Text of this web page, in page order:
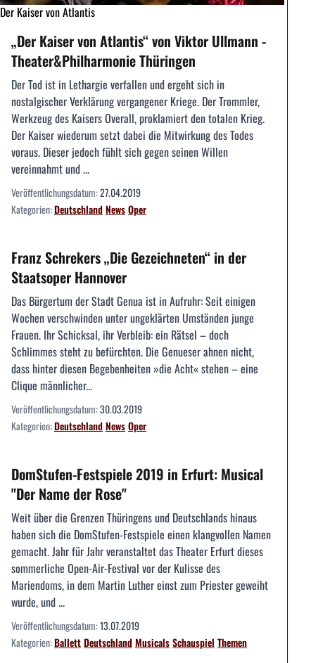
Der Kaiser von Atlantis
„Der Kaiser von Atlantis“ von Viktor Ullmann -
Theater&Philharmonie Thüringen
Der Tod ist in Lethargie verfallen und ergeht sich in
nostalgischer Verklärung vergangener Kriege. Der Trommler,
Werkzeug des Kaisers Overall, proklamiert den totalen Krieg.
Der Kaiser wiederum setzt dabei die Mitwirkung des Todes
voraus. Dieser jedoch fühlt sich gegen seinen Willen
vereinnahmt und ...
Veröffentlichungsdatum:27.04.2019
Kategorien:DeutschlandNewsOper
Franz Schrekers „Die Gezeichneten“ in der
Staatsoper Hannover
Das Bürgertum der Stadt Genua ist in Aufruhr: Seit einigen
Wochen verschwinden unter ungeklärten Umständen junge
Frauen. Ihr Schicksal, ihr Verbleib: ein Rätsel – doch
Schlimmes steht zu befürchten. Die Genueser ahnen nicht,
dass hinter diesen Begebenheiten »die Acht« stehen – eine
Clique männlicher...
Veröffentlichungsdatum:30.03.2019
Kategorien:DeutschlandNewsOper
DomStufen-Festspiele 2019 in Erfurt: Musical
"Der Name der Rose"
Weit über die Grenzen Thüringens und Deutschlands hinaus
haben sich die DomStufen-Festspiele einen klangvollen Namen
gemacht. Jahr für Jahr veranstaltet das Theater Erfurt dieses
sommerliche Open-Air-Festival vor der Kulisse des
Mariendoms, in dem Martin Luther einst zum Priester geweiht
wurde, und ...
Veröffentlichungsdatum:13.07.2019
Kategorien:BallettDeutschlandMusicalsSchauspiel Themen